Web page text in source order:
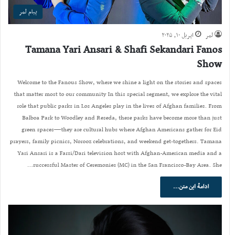
پیام لمر
لمر اپریل ۱۰, ۲۰۲۵
Tamana Yari Ansari & Shafi Sekandari Fanos
Show
Welcome to the Fanous Show, where we shine a light on the stories and spaces
that matter most to our community In this special segment, we explore the vital
role that public parks in Los Angeles play in the lives of Afghan families. From
Balboa Park to Woodley and Reseda, these parks have become more than just
green spaces—they are cultural hubs where Afghan Americans gather for Eid
prayers, family picnics, Norooz celebrations, and weekend get-togethers. Tamana
Yari Ansari is a Farsi/Dari television host with Afghan-American media and a
successful Master of Ceremonies (MC) in the San Francisco-Bay Area. She…
ادامهٔ این متن...